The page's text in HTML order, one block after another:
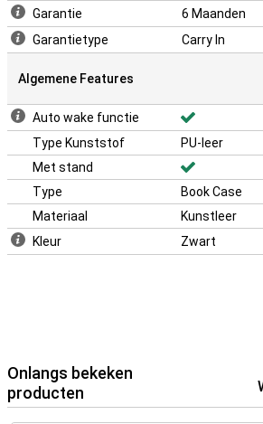
Garantie
6 Maanden
Garantietype
Carry In
Algemene Features
Auto wake functie
Type Kunststof
PU-leer
Met stand
Type
Book Case
Materiaal
Kunstleer
Kleur
Zwart
Onlangs bekeken
producten